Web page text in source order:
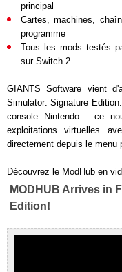
principal
Cartes, machines,
programme
Tous les mods testés
sur Switch 2
GIANTS Software vient
Simulator: Signature
console Nintendo : ce
exploitations virtuelles
directement depuis le menu
Découvrez le ModHub en
MODHUB Arrives in
Edition!